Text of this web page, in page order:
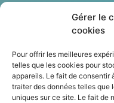
Gérer le
cookies
Pour offrir les meilleures
telles que les cookies pour
appareils. Le fait de consentir
traiter des données telles que
uniques sur ce site. Le fait de
Contact